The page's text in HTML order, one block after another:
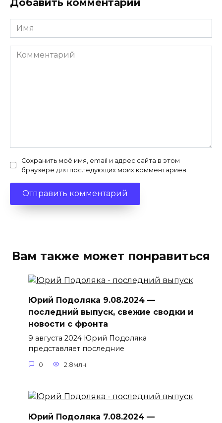
Имя
*
Комментарий
Сохранить моё имя, email и адрес сайта в этом
браузере для последующих моих комментариев.
Вам также может понравиться
Юрий Подоляка 9.08.2024 —
последний выпуск, свежие сводки и
новости с фронта
9 августа 2024 Юрий Подоляка
представляет последние
0 2.8млн.
Юрий Подоляка 7.08.2024 —